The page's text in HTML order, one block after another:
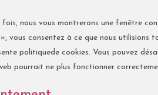
nous vous montrerons une fenêtre
vous consentez à ce que nous utilisions
politiquede cookies. Vous pouvez
pourrait ne plus fonctionner